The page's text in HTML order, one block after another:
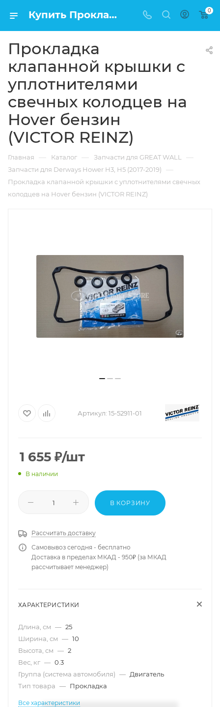
Купить Прокладка клапанной крышки с уплотнителями свечных колодцев на Hover бензин (VICTOR REINZ) в Москве по низкой цене 0
Прокладка
клапанной крышки с
уплотнителями
свечных колодцев на
Hover бензин
(VICTOR REINZ)
Главная — Каталог — Запчасти для GREAT WALL —
Запчасти для Derways Hower H3, H5 (2017-2019) —
Прокладка клапанной крышки с уплотнителями свечных
колодцев на Hover бензин (VICTOR REINZ)
Артикул: 15-52911-01
1 655 ₽/шт
В наличии
В КОРЗИНУ
Рассчитать доставку
Самовывоз сегодня - бесплатно
Доставка в пределах МКАД - 950₽ (за МКАД
рассчитывает менеджер)
ХАРАКТЕРИСТИКИ
Длина, см — 25
Ширина, см — 10
Высота, см — 2
Вес, кг — 0.3
Группа (система автомобиля) — Двигатель
Тип товара — Прокладка
Все характеристики